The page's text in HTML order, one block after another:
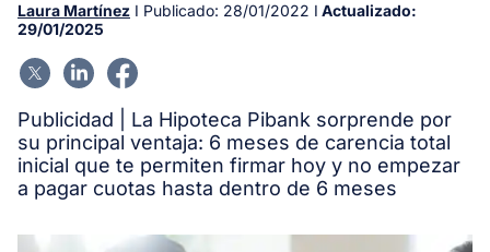
Laura Martínez I Publicado: 28/01/2022 I Actualizado:
29/01/2025
Publicidad | La Hipoteca Pibank sorprende por
su principal ventaja: 6 meses de carencia total
inicial que te permiten firmar hoy y no empezar
a pagar cuotas hasta dentro de 6 meses